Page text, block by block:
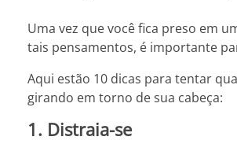
Uma vez que você fica preso em
tais pensamentos, é importante
Aqui estão 10 dicas para tentar
girando em torno de sua cabeça:
1. Distraia-se